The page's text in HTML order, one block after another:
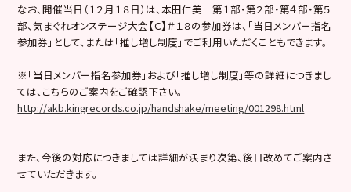
なお、開催当日（１２月１８日）は、本田仁美 第１部・第２部・第４部・第５
部、気まぐれオンステージ大会【Ｃ】＃１８の参加券は、「当日メンバー指名
参加券」として、または「推し増し制度」でご利用いただくこともできます。
※「当日メンバー指名参加券」および「推し増し制度」等の詳細につきまし
ては、こちらのご案内をご確認下さい。
http://akb.kingrecords.co.jp/handshake/meeting/001298.html
また、今後の対応につきましては詳細が決まり次第、後日改めてご案内さ
せていただきます。